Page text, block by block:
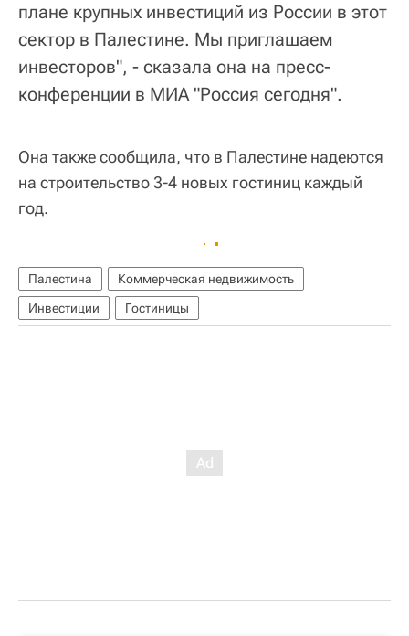
плане крупных инвестиций из России в этот
сектор в Палестине. Мы приглашаем
инвесторов", - сказала она на пресс-
конференции в МИА "Россия сегодня".
Она также сообщила, что в Палестине надеются
на строительство 3-4 новых гостиниц каждый
год.
Палестина
Коммерческая недвижимость
Инвестиции
Гостиницы